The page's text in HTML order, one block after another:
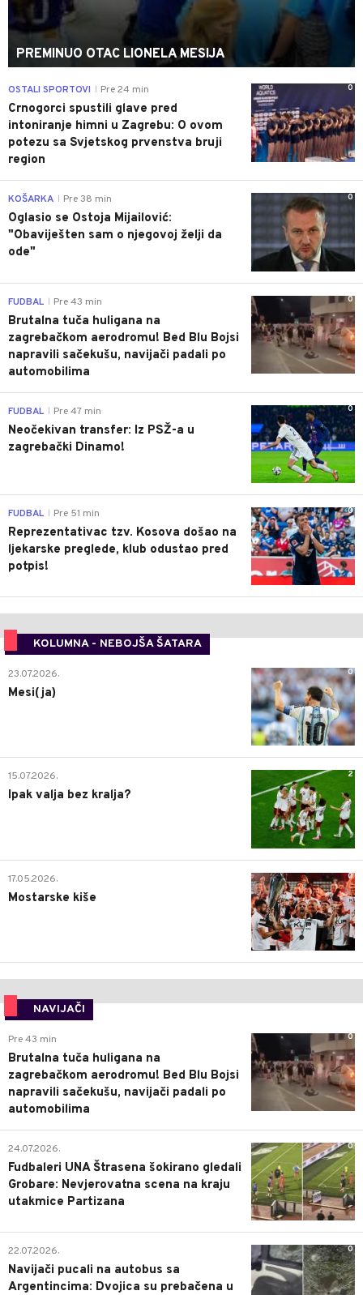
PREMINUO OTAC LIONELA MESIJA
0
OSTALI SPORTOVI Pre 24 min
Crnogorci spustili glave pred
intoniranje himni u Zagrebu: O ovom
potezu sa Svjetskog prvenstva bruji
region
0
KOŠARKA Pre 38 min
Oglasio se Ostoja Mijailović:
"Obaviješten sam o njegovoj želji da
ode"
0
FUDBAL Pre 43 min
Brutalna tuča huligana na
zagrebačkom aerodromu! Bed Blu Bojsi
napravili sačekušu, navijači padali po
automobilima
0
FUDBAL Pre 47 min
Neočekivan transfer: Iz PSŽ-a u
zagrebački Dinamo!
0
FUDBAL Pre 51 min
Reprezentativac tzv. Kosova došao na
ljekarske preglede, klub odustao pred
potpis!
KOLUMNA - NEBOJŠA ŠATARA
0
23.07.2026.
Mesi(ja)
2
15.07.2026.
Ipak valja bez kralja?
0
17.05.2026.
Mostarske kiše
NAVIJAČI
0
Pre 43 min
Brutalna tuča huligana na
zagrebačkom aerodromu! Bed Blu Bojsi
napravili sačekušu, navijači padali po
automobilima
0
24.07.2026.
Fudbaleri UNA Štrasena šokirano gledali
Grobare: Nevjerovatna scena na kraju
utakmice Partizana
0
22.07.2026.
Navijači pucali na autobus sa
Argentincima: Dvojica su prebačena u